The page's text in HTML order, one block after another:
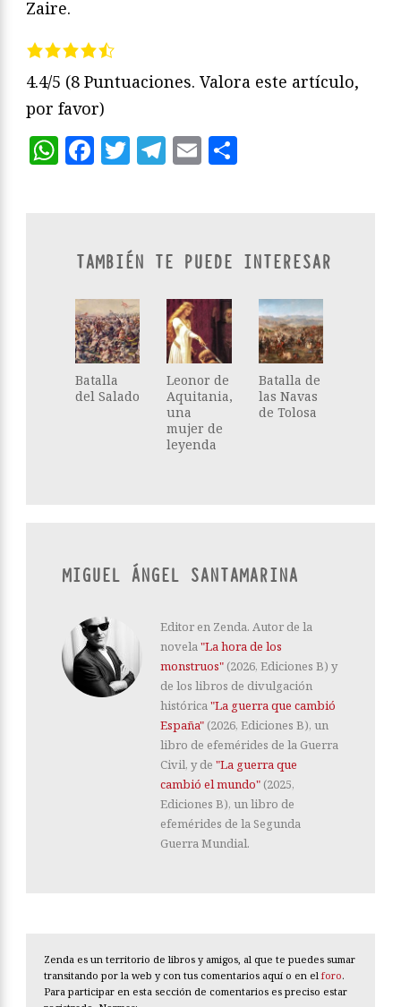
Zaire.
4.4/5 (8 Puntuaciones. Valora este artículo,
por favor)
WhatsApp
Facebook
Twitter
Telegram
Email
TAMBIÉN TE PUEDE INTERESAR
Batalla
del Salado
Leonor de
Aquitania,
una
mujer de
leyenda
Batalla de
las Navas
de Tolosa
MIGUEL ÁNGEL SANTAMARINA
Editor en Zenda. Autor de la
novela"La hora de los
monstruos" (2026, Ediciones B) y
de los libros de divulgación
histórica"La guerra que cambió
España" (2026, Ediciones B), un
libro de efemérides de la Guerra
Civil, y de "La guerra que
cambió el mundo" (2025,
Ediciones B), un libro de
efemérides de la Segunda
Guerra Mundial.
Zenda es un territorio de libros y amigos, al que te puedes sumar
transitando por la web y con tus comentarios aquí o en el foro.
Para participar en esta sección de comentarios es preciso estar